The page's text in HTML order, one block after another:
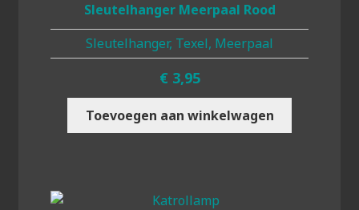
Sleutelhanger Meerpaal Rood
Sleutelhanger, Texel, Meerpaal
€ 3,95
Toevoegen aan winkelwagen